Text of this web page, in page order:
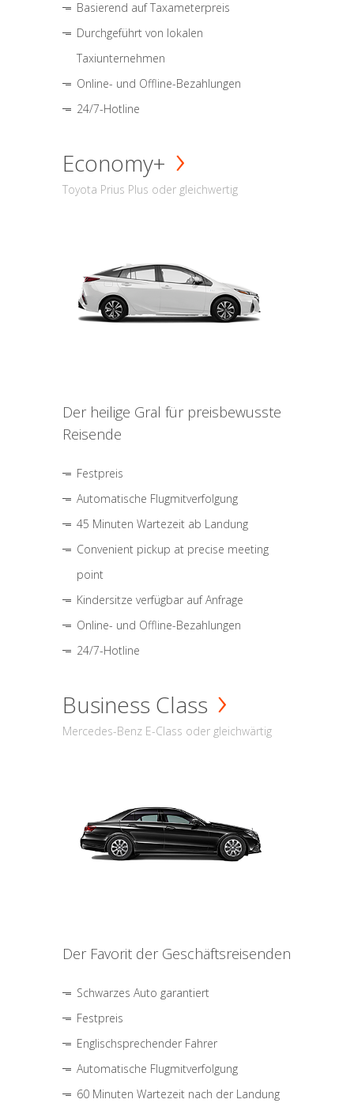
Basierend auf Taxameterpreis
Durchgeführt von lokalen
Taxiunternehmen
Online- und Offline-Bezahlungen
24/7-Hotline
Economy+
Toyota Prius Plus oder gleichwertig
Der heilige Gral für preisbewusste
Reisende
Festpreis
Automatische Flugmitverfolgung
45 Minuten Wartezeit ab Landung
Convenient pickup at precise meeting
point
Kindersitze verfügbar auf Anfrage
Online- und Offline-Bezahlungen
24/7-Hotline
Business Class
Mercedes-Benz E-Class oder gleichwärtig
Der Favorit der Geschäftsreisenden
Schwarzes Auto garantiert
Festpreis
Englischsprechender Fahrer
Automatische Flugmitverfolgung
60 Minuten Wartezeit nach der Landung